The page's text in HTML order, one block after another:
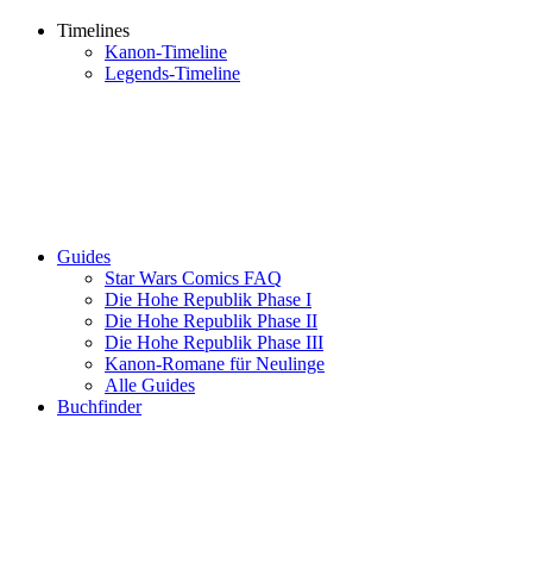
Timelines
Kanon-Timeline
Legends-Timeline
Guides
Star Wars Comics FAQ
Die Hohe Republik Phase I
Die Hohe Republik Phase II
Die Hohe Republik Phase III
Kanon-Romane für Neulinge
Alle Guides
Buchfinder